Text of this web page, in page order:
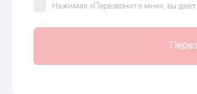
Нажимая «Перезвоните мне», вы